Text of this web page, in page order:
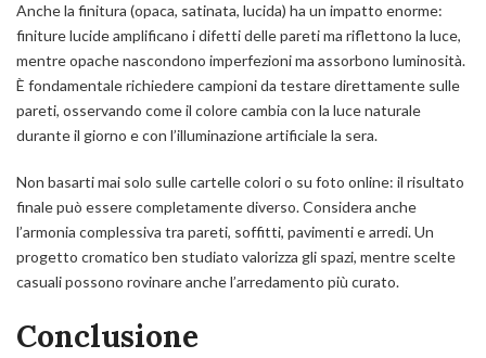
Anche la finitura (opaca, satinata, lucida) ha un impatto enorme:
finiture lucide amplificano i difetti delle pareti ma riflettono la luce,
mentre opache nascondono imperfezioni ma assorbono luminosità.
È fondamentale richiedere campioni da testare direttamente sulle
pareti, osservando come il colore cambia con la luce naturale
durante il giorno e con l’illuminazione artificiale la sera.
Non basarti mai solo sulle cartelle colori o su foto online: il risultato
finale può essere completamente diverso. Considera anche
l’armonia complessiva tra pareti, soffitti, pavimenti e arredi. Un
progetto cromatico ben studiato valorizza gli spazi, mentre scelte
casuali possono rovinare anche l’arredamento più curato.
Conclusione